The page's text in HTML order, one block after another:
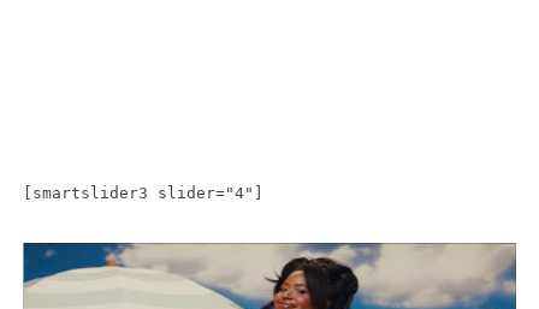
[smartslider3 slider="4"]